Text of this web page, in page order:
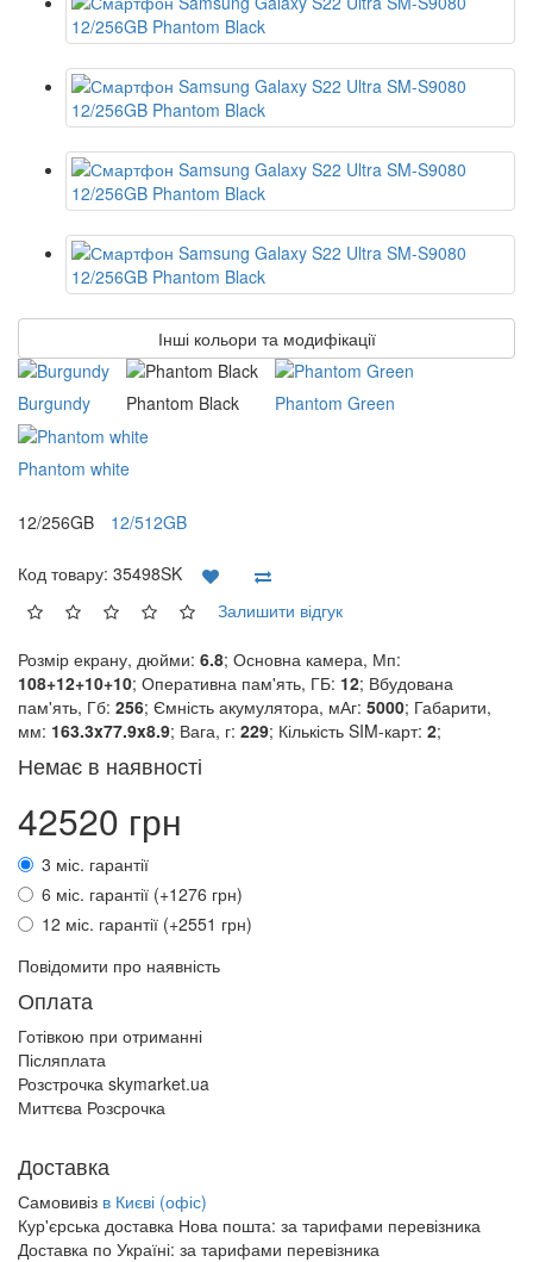
Інші кольори та модифікації
Burgundy Phantom Black Phantom Green
Phantom white
12/256GB 12/512GB
Код товару: 35498SK
Залишити відгук
Розмір екрану, дюйми: 6.8; Основна камера, Мп:
108+12+10+10; Оперативна пам'ять, ГБ: 12; Вбудована
пам'ять, Гб: 256; Ємність акумулятора, мАг: 5000; Габарити,
мм: 163.3x77.9x8.9; Вага, г: 229; Кількість SIM-карт: 2;
Немає в наявності
42520 грн
3 міс. гарантії
6 міс. гарантії (+1276 грн)
12 міс. гарантії (+2551 грн)
Повідомити про наявність
Оплата
Готівкою при отриманні
Післяплата
Розстрочка skymarket.ua
Миттєва Розсрочка
Доставка
Самовивіз в Києві (офіс)
Кур'єрська доставка Нова пошта: за тарифами перевізника
Доставка по Україні: за тарифами перевізника